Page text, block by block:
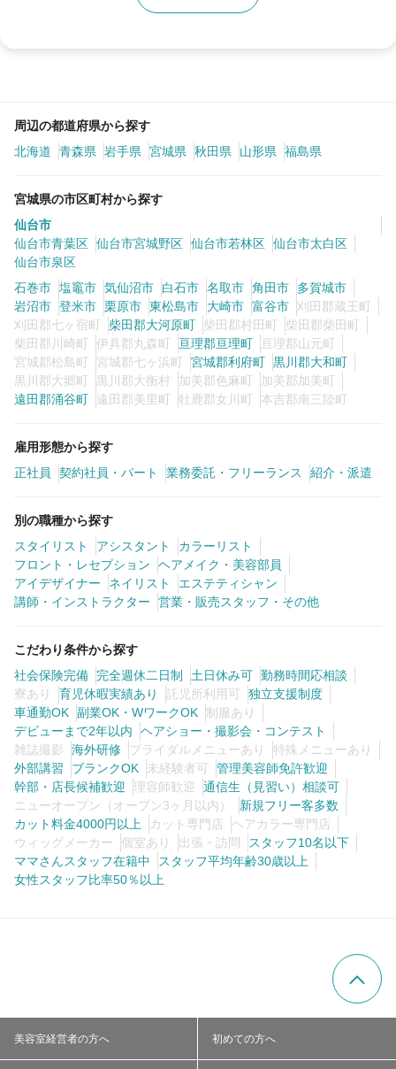
周辺の都道府県から探す
北海道
青森県 岩手県 宮城県 秋田県 山形県 福島県
宮城県の市区町村から探す
仙台市
仙台市青葉区 仙台市宮城野区 仙台市若林区 仙台市太白区
仙台市泉区
石巻市 塩竈市 気仙沼市 白石市 名取市 角田市
多賀城市
岩沼市 登米市 栗原市 東松島市 大崎市 富谷市 刈田郡蔵王町
刈田郡七ヶ宿町
柴田郡大河原町 柴田郡村田町
柴田郡柴田町
柴田郡川崎町
伊具郡丸森町 亘理郡亘理町
亘理郡山元町
宮城郡松島町
宮城郡七ヶ浜町 宮城郡利府町 黒川郡大和町
黒川郡大郷町
黒川郡大衡村 加美郡色麻町
加美郡加美町
遠田郡涌谷町
遠田郡美里町 牡鹿郡女川町 本吉郡南三陸町
雇用形態から探す
正社員
契約社員・パート 業務委託・フリーランス 紹介・派遣
別の職種から探す
スタイリスト
アシスタント
カラーリスト
フロント・レセプション
ヘアメイク・美容部員
アイデザイナー
ネイリスト
エステティシャン
講師・インストラクター
営業・販売スタッフ・その他
こだわり条件から探す
社会保険完備
完全週休二日制 土日休み可 勤務時間応相談
寮あり
育児休暇実績あり 託児所利用可
独立支援制度
車通勤OK 副業OK・WワークOK 制服あり
デビューまで2年以内
ヘアショー・撮影会・コンテスト
雑誌撮影
海外研修 ブライダルメニューあり
特殊メニューあり
外部講習
ブランクOK 未経験者可
管理美容師免許歓迎
幹部・店長候補歓迎
理容師歓迎
通信生（見習い）相談可
ニューオープン（オープン3ヶ月以内）
新規フリー客多数
カット料金4000円以上
カット専門店
ヘアカラー専門店
ウィッグメーカー
個室あり 出張・訪問
スタッフ10名以下
ママさんスタッフ在籍中
スタッフ平均年齢30歳以上
女性スタッフ比率50％以上
美容室経営者の方へ 初めての方へ